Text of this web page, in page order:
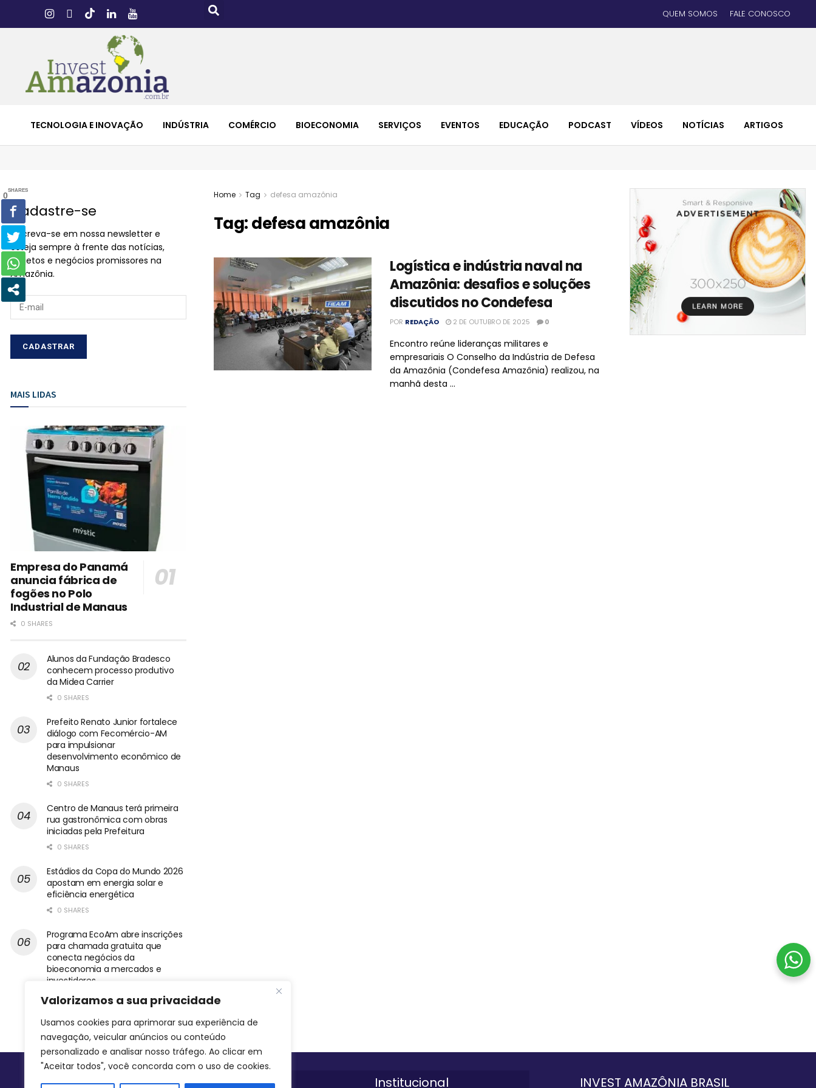
Valorizamos a sua privacidade
Usamos cookies para aprimorar sua experiência de
navegação, veicular anúncios ou conteúdo
personalizado e analisar nosso tráfego. Ao clicar em
"Aceitar todos", você concorda com o uso de cookies.
QUEM SOMOS FALE CONOSCO
TECNOLOGIA E INOVAÇÃO INDÚSTRIA COMÉRCIO BIOECONOMIA SERVIÇOS EVENTOS EDUCAÇÃO PODCAST VÍDEOS NOTÍCIAS ARTIGOS
Home Tag defesa amazônia
Tag:defesa amazônia
Logística e indústria naval na
Amazônia: desafios e soluções
discutidos no Condefesa
POR REDAÇÃO 2 DE OUTUBRO DE 2025 0
Encontro reúne lideranças militares e
empresariais O Conselho da Indústria de Defesa
da Amazônia (Condefesa Amazônia) realizou, na
manhã desta ...
Cadastre-se
Inscreva-se em nossa newsletter e
esteja sempre à frente das notícias,
projetos e negócios promissores na
Amazônia.
MAIS LIDAS
Empresa do Panamá
anuncia fábrica de
fogões no Polo
Industrial de Manaus
0 SHARES
Alunos da Fundação Bradesco
conhecem processo produtivo
da Midea Carrier
0 SHARES
Prefeito Renato Junior fortalece
diálogo com Fecomércio-AM
para impulsionar
desenvolvimento econômico de
Manaus
0 SHARES
Centro de Manaus terá primeira
rua gastronômica com obras
iniciadas pela Prefeitura
0 SHARES
Estádios da Copa do Mundo 2026
apostam em energia solar e
eficiência energética
0 SHARES
Programa EcoAm abre inscrições
para chamada gratuita que
conecta negócios da
bioeconomia a mercados e
investidores
0 SHARES
Siga-nos Institucional INVEST AMAZÔNIA BRASIL
0
SHARES